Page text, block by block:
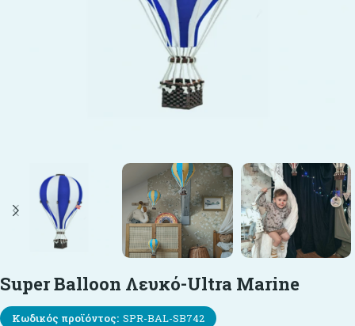
Super Balloon Λευκό-Ultra Marine
Κωδικός προϊόντος: SPR-BAL-SB742